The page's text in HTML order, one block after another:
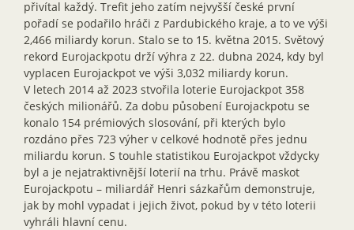
přivítal každý. Trefit jeho zatím nejvyšší české první
pořadí se podařilo hráči z Pardubického kraje, a to ve výši
2,466 miliardy korun. Stalo se to 15. května 2015. Světový
rekord Eurojackpotu drží výhra z 22. dubna 2024, kdy byl
vyplacen Eurojackpot ve výši 3,032 miliardy korun.
V letech 2014 až 2023 stvořila loterie Eurojackpot 358
českých milionářů. Za dobu působení Eurojackpotu se
konalo 154 prémiových slosování, při kterých bylo
rozdáno přes 723 výher v celkové hodnotě přes jednu
miliardu korun. S touhle statistikou Eurojackpot vždycky
byl a je nejatraktivnější loterií na trhu. Právě maskot
Eurojackpotu – miliardář Henri sázkařům demonstruje,
jak by mohl vypadat i jejich život, pokud by v této loterii
vyhráli hlavní cenu.